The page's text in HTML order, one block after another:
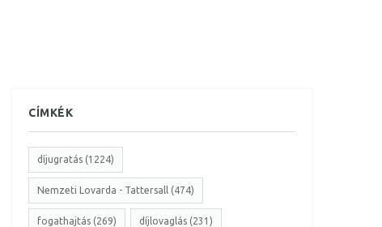
CÍMKÉK
díjugratás (1224)
Nemzeti Lovarda - Tattersall (474)
fogathajtás (269) díjlovaglás (231)